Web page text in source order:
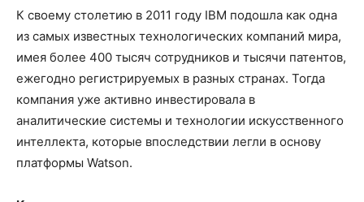
К своему столетию в 2011 году IBM подошла как одна
из самых известных технологических компаний мира,
имея более 400 тысяч сотрудников и тысячи патентов,
ежегодно регистрируемых в разных странах. Тогда
компания уже активно инвестировала в
аналитические системы и технологии искусственного
интеллекта, которые впоследствии легли в основу
платформы Watson.